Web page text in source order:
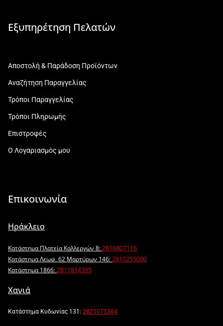
Εξυπηρέτηση Πελατών
Αποστολή & Παράδοση Προϊόντων
Αναζήτηση Παραγγελίας
Τρόποι Παραγγελίας
Τρόποι Πληρωμής
Επιστροφές
Ο Λογαριασμός μου
Επικοινωνία
Ηράκλειο
Κατάστημα Πλατεία Καλλεργών 8:2816007116
Κατάστημα Λεωφ. 62 Μαρτύρων 146:2810255000
Κατάστημα 1866:2811814395
Χανιά
Κατάστημα Κυδωνίας 131: 2821075364